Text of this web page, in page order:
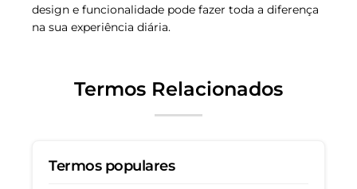
design e funcionalidade pode fazer toda a diferença
na sua experiência diária.
Termos Relacionados
Termos populares